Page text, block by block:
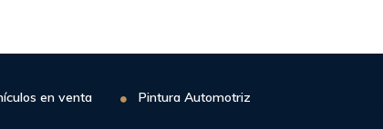
en venta Pintura Automotriz